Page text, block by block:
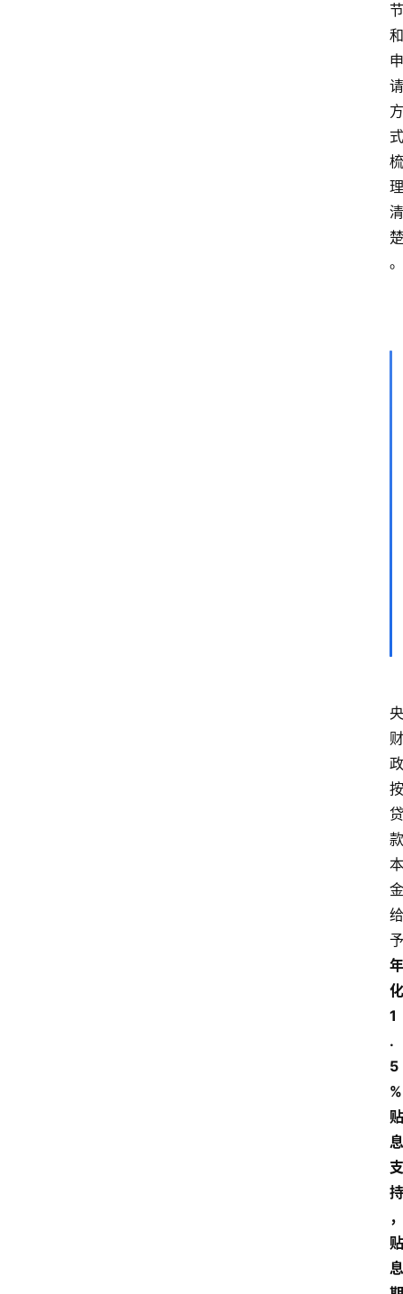
节
和
申
请
方
式
梳
理
清
楚
。
央
财
政
按
贷
款
本
金
给
予
年
化
1
.
5
%
贴
息
支
持
，
贴
息